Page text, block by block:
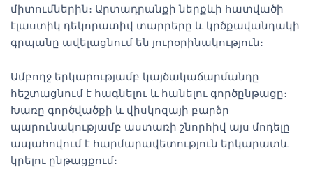
միտումներին։ Արտադրանքի ներքևի հատվածի
էլաստիկ դեկորատիվ տարրերը և կրծքավանդակի
գրպանը ավելացնում են յուրօրինակություն։
Ամբողջ երկարությամբ կայծակաճարմանդը
հեշտացնում է հագնելու և հանելու գործընթացը։
Խառը գործվածքի և վիսկոզայի բարձր
պարունակությամբ աստառի շնորհիվ այս մոդելը
ապահովում է հարմարավետություն երկարատև
կրելու ընթացքում։